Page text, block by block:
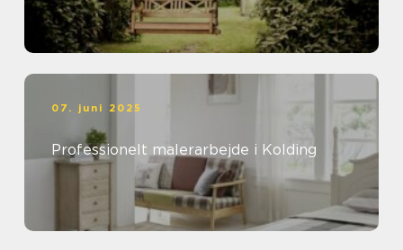
07. juni 2025
Professionelt malerarbejde i Kolding